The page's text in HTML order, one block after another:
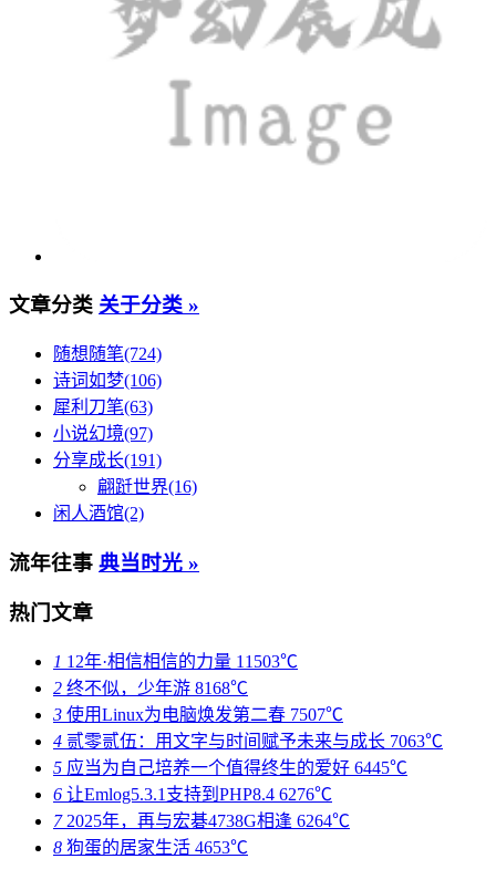
文章分类 关于分类 »
随想随笔(724)
诗词如梦(106)
犀利刀笔(63)
小说幻境(97)
分享成长(191)
翩跹世界(16)
闲人酒馆(2)
流年往事 典当时光 »
热门文章
1 12年·相信相信的力量 11503℃
2 终不似，少年游 8168℃
3 使用Linux为电脑焕发第二春 7507℃
4 贰零贰伍：用文字与时间赋予未来与成长 7063℃
5 应当为自己培养一个值得终生的爱好 6445℃
6 让Emlog5.3.1支持到PHP8.4 6276℃
72025年，再与宏碁4738G相逢 6264℃
8 狗蛋的居家生活 4653℃